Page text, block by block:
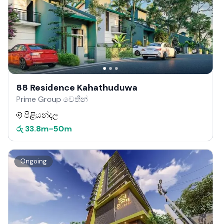
88 Residence Kahathuduwa
Prime Group වෙතින්
පිළියන්දල
රු 33.8m-50m
Ongoing